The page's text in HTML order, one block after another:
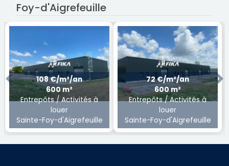
Foy-d'Aigrefeuille
108 €/m²/an
600 m²
Entrepôts / Activités à
louer
Sainte-Foy-d'Aigrefeuille
72 €/m²/an
600 m²
Entrepôts / Activités à
louer
Sainte-Foy-d'Aigrefeuille
Previous